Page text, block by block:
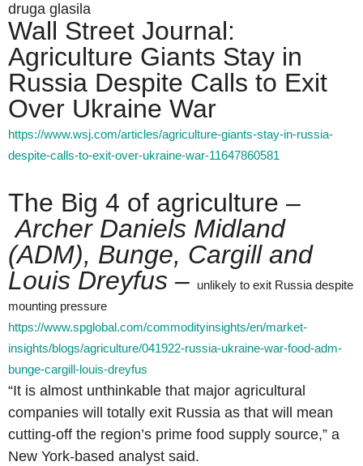
druga glasila
Wall Street Journal:
Agriculture Giants Stay in
Russia Despite Calls to Exit
Over Ukraine War
https://www.wsj.com/articles/agriculture-giants-stay-in-russia-
despite-calls-to-exit-over-ukraine-war-11647860581
The Big 4 of agriculture –
Archer Daniels Midland
(ADM), Bunge, Cargill and
Louis Dreyfus – unlikely to exit Russia despite
mounting pressure
https://www.spglobal.com/commodityinsights/en/market-
insights/blogs/agriculture/041922-russia-ukraine-war-food-adm-
bunge-cargill-louis-dreyfus
“It is almost unthinkable that major agricultural
companies will totally exit Russia as that will mean
cutting-off the region’s prime food supply source,” a
New York-based analyst said.